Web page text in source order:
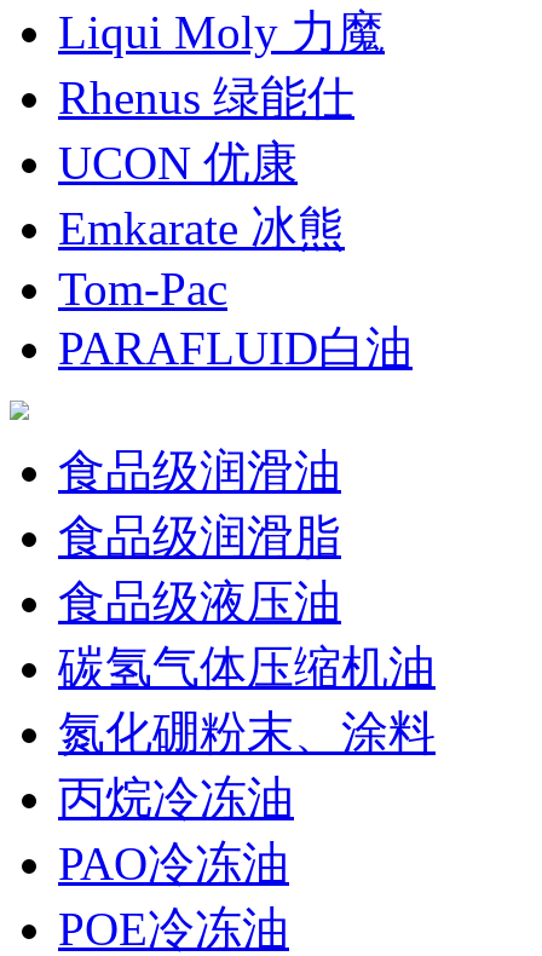
Liqui Moly 力魔
Rhenus 绿能仕
UCON 优康
Emkarate 冰熊
Tom-Pac
PARAFLUID白油
食品级润滑油
食品级润滑脂
食品级液压油
碳氢气体压缩机油
氮化硼粉末、涂料
丙烷冷冻油
PAO冷冻油
POE冷冻油